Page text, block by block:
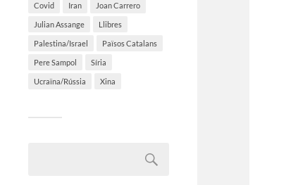
Covid Iran Joan Carrero
Julian Assange Llibres
Palestina/Israel Països Catalans
Pere Sampol Síria
Ucraïna/Rússia Xina